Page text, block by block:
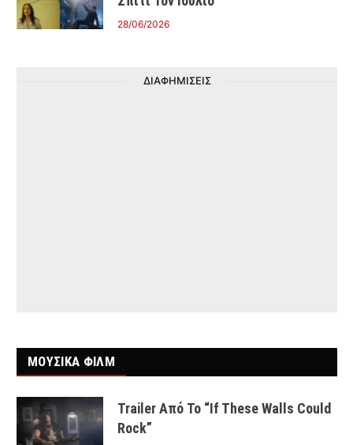
28/06/2026
ΔΙΑΦΗΜΙΣΕΙΣ
ΜΟΥΣΙΚΑ ΦΙΛΜ
Trailer Από Το “If These Walls Could
Rock”